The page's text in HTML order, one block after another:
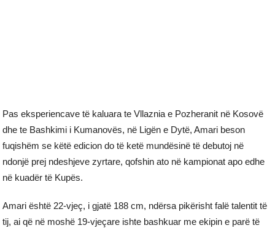
Pas eksperiencave të kaluara te Vllaznia e Pozheranit në Kosovë
dhe te Bashkimi i Kumanovës, në Ligën e Dytë, Amari beson
fuqishëm se këtë edicion do të ketë mundësinë të debutoj në
ndonjë prej ndeshjeve zyrtare, qofshin ato në kampionat apo edhe
në kuadër të Kupës.
Amari është 22-vjeç, i gjatë 188 cm, ndërsa pikërisht falë talentit të
tij, ai që në moshë 19-vjeçare ishte bashkuar me ekipin e parë të